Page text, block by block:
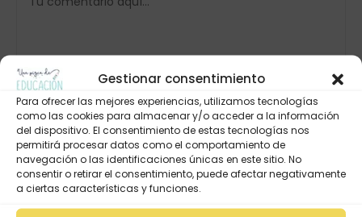
Gestionar consentimiento
Para ofrecer las mejores experiencias, utilizamos tecnologías
como las cookies para almacenar y/o acceder a la información
del dispositivo. El consentimiento de estas tecnologías nos
permitirá procesar datos como el comportamiento de
navegación o las identificaciones únicas en este sitio. No
consentir o retirar el consentimiento, puede afectar negativamente
a ciertas características y funciones.